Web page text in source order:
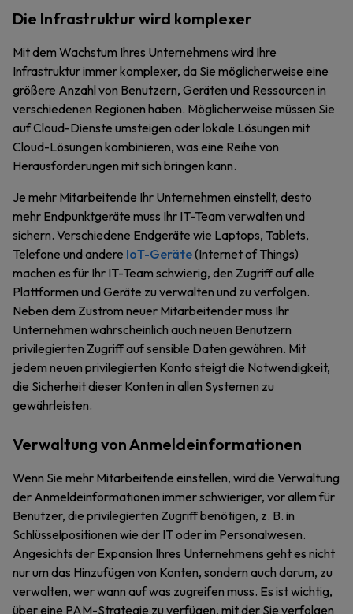
Die Infrastruktur wird komplexer
Mit dem Wachstum Ihres Unternehmens wird Ihre
Infrastruktur immer komplexer, da Sie möglicherweise eine
größere Anzahl von Benutzern, Geräten und Ressourcen in
verschiedenen Regionen haben. Möglicherweise müssen Sie
auf Cloud-Dienste umsteigen oder lokale Lösungen mit
Cloud-Lösungen kombinieren, was eine Reihe von
Herausforderungen mit sich bringen kann.
Je mehr Mitarbeitende Ihr Unternehmen einstellt, desto
mehr Endpunktgeräte muss Ihr IT-Team verwalten und
sichern. Verschiedene Endgeräte wie Laptops, Tablets,
Telefone und andere IoT-Geräte(Internet of Things)
machen es für Ihr IT-Team schwierig, den Zugriff auf alle
Plattformen und Geräte zu verwalten und zu verfolgen.
Neben dem Zustrom neuer Mitarbeitender muss Ihr
Unternehmen wahrscheinlich auch neuen Benutzern
privilegierten Zugriff auf sensible Daten gewähren. Mit
jedem neuen privilegierten Konto steigt die Notwendigkeit,
die Sicherheit dieser Konten in allen Systemen zu
gewährleisten.
Verwaltung von Anmeldeinformationen
Wenn Sie mehr Mitarbeitende einstellen, wird die Verwaltung
der Anmeldeinformationen immer schwieriger, vor allem für
Benutzer, die privilegierten Zugriff benötigen, z. B. in
Schlüsselpositionen wie der IT oder im Personalwesen.
Angesichts der Expansion Ihres Unternehmens geht es nicht
nur um das Hinzufügen von Konten, sondern auch darum, zu
verwalten, wer wann auf was zugreifen muss. Es ist wichtig,
über eine PAM-Strategie zu verfügen, mit der Sie verfolgen